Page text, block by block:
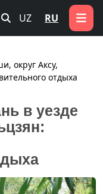
UZ RU
округ Аксу,
отдыха
в уезде